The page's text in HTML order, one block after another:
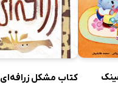
کتاب مشکل زرافه‌ای